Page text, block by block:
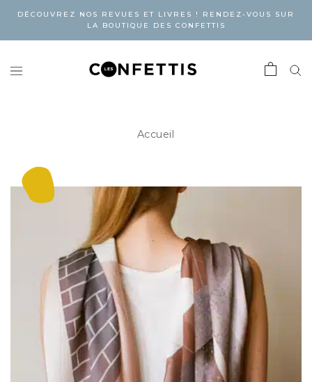
DÉCOUVREZ NOS REVUES ET LIVRES ! RENDEZ-VOUS SUR
LA BOUTIQUE DES CONFETTIS
Accueil